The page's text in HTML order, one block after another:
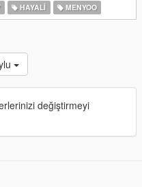
HAYALI MENYOO
değiştirmeyi